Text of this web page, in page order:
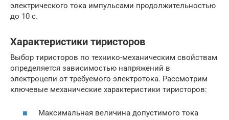
электрического тока импульсами продолжительностью
до 10 с.
Характеристики тиристоров
Выбор тиристоров по технико-механическим свойствам
определяется зависимостью напряжений в
электроцепи от требуемого электротока. Рассмотрим
ключевые механические характеристики тиристоров:
Максимальная величина допустимого тока